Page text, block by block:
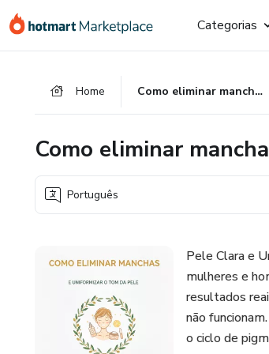
para
para
para
Categorias
Home Como eliminar manchas e uniformizar o tom da pele
Como eliminar
Português
Pele Clara e
mulheres e
resultados
não
o ciclo de